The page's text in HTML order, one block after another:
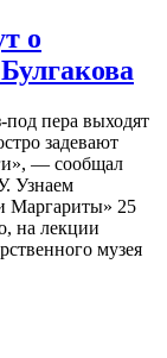
о
пера выходят
задевают
— сообщал
Узнаем
Маргариты» 25
на лекции
музея